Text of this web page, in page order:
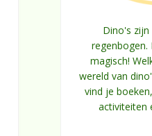
Dino's zijn
regenbogen.
magisch!
wereld van
vind je
activiteiten